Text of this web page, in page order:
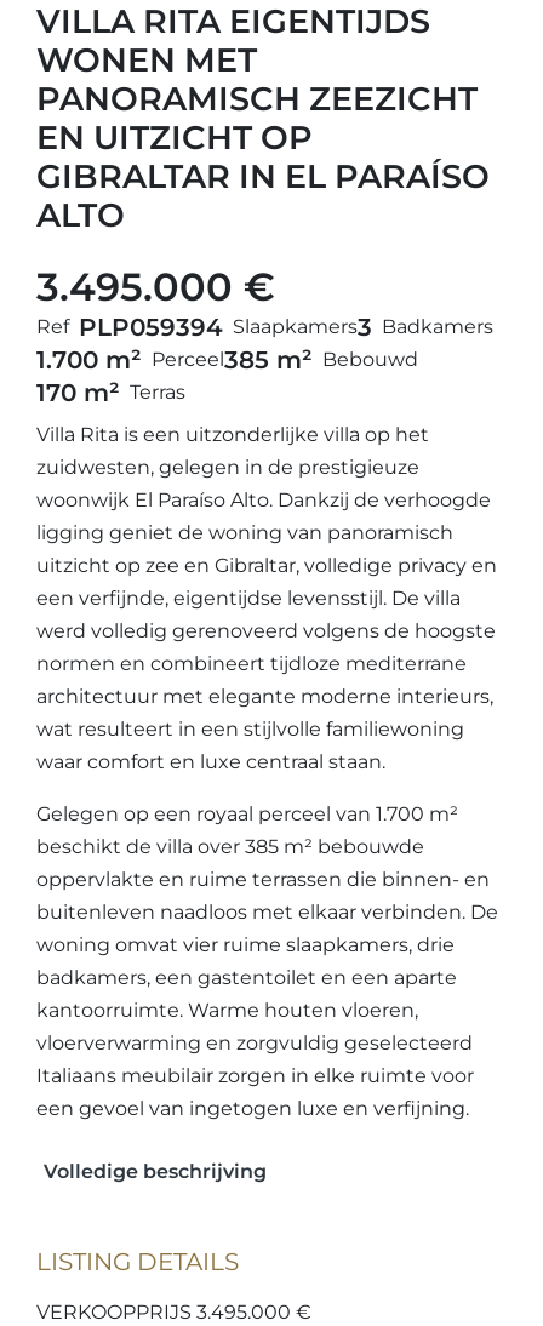
VILLA RITA EIGENTIJDS
WONEN MET
PANORAMISCH ZEEZICHT
EN UITZICHT OP
GIBRALTAR IN EL PARAÍSO
ALTO
3.495.000 €
Ref PLP059394 Slaapkamers3 Badkamers
1.700 m² Perceel385 m² Bebouwd
170 m² Terras
Villa Rita is een uitzonderlijke villa op het
zuidwesten, gelegen in de prestigieuze
woonwijk El Paraíso Alto. Dankzij de verhoogde
ligging geniet de woning van panoramisch
uitzicht op zee en Gibraltar, volledige privacy en
een verfijnde, eigentijdse levensstijl. De villa
werd volledig gerenoveerd volgens de hoogste
normen en combineert tijdloze mediterrane
architectuur met elegante moderne interieurs,
wat resulteert in een stijlvolle familiewoning
waar comfort en luxe centraal staan.
Gelegen op een royaal perceel van 1.700 m²
beschikt de villa over 385 m² bebouwde
oppervlakte en ruime terrassen die binnen- en
buitenleven naadloos met elkaar verbinden. De
woning omvat vier ruime slaapkamers, drie
badkamers, een gastentoilet en een aparte
kantoorruimte. Warme houten vloeren,
vloerverwarming en zorgvuldig geselecteerd
Italiaans meubilair zorgen in elke ruimte voor
een gevoel van ingetogen luxe en verfijning.
Volledige beschrijving
LISTING DETAILS
VERKOOPPRIJS 3.495.000 €